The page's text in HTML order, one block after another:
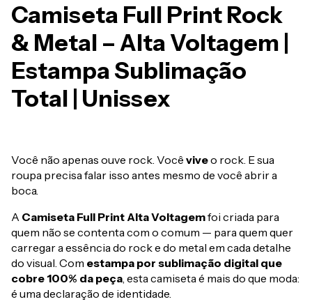
Camiseta Full Print Rock
& Metal – Alta Voltagem |
Estampa Sublimação
Total | Unissex
Você não apenas ouve rock. Você viveo rock. E sua
roupa precisa falar isso antes mesmo de você abrir a
boca.
A Camiseta Full Print Alta Voltagemfoi criada para
quem não se contenta com o comum — para quem quer
carregar a essência do rock e do metal em cada detalhe
do visual. Com estampa por sublimação digital que
cobre 100% da peça, esta camiseta é mais do que moda:
é uma declaração de identidade.